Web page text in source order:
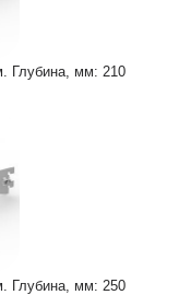
Глубина, мм: 210
Глубина, мм: 250